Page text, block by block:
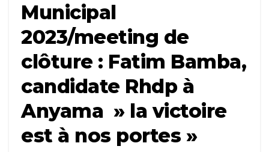
Municipal
2023/meeting de
clôture : Fatim Bamba,
candidate Rhdp à
Anyama » la victoire
est à nos portes »